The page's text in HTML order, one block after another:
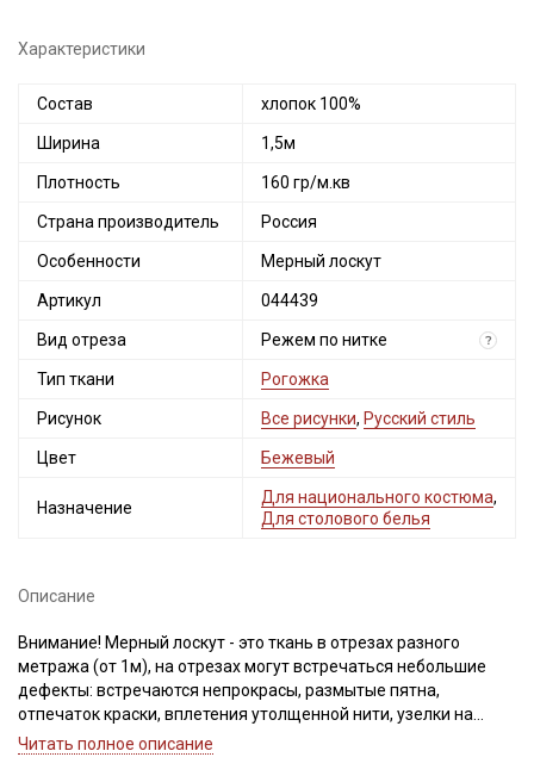
Характеристики
Состав хлопок 100%
Ширина 1,5м
Плотность 160 гр/м.кв
Страна производитель Россия
Особенности Мерный лоскут
Артикул 044439
Вид отреза Режем по нитке ?
Тип ткани Рогожка
Рисунок Все рисунки, Русский стиль
Цвет Бежевый
Назначение
Для национального костюма,
Для столового белья
Описание
Внимание! Мерный лоскут - это ткань в отрезах разного
метража (от 1м), на отрезах могут встречаться небольшие
дефекты: встречаются непрокрасы, размытые пятна,
отпечаток краски, вплетения утолщенной нити, узелки на
утолщениях, разряженность из-за сбоя в переплетении,
Читать полное описание